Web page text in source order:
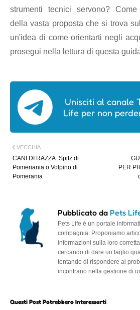
strumenti tecnici servono?
della vasta proposta che si trova
un'idea di come orientarti negli
prosegui nella lettura di questa
Unisciti al canale
Life per non
PER
VECCHIA
CANI DI RAZZA: Spitz di
Pomeriania o Volpino di
Pomerania
Pubblicato da Pets
Pets Life è un portale
compagnia. Proponiamo
informazioni sulla loro
cercando di dare un taglio
tentando di rispondere ai
incontrano nella gestione di
Questi Post Potrebbero Interessarti